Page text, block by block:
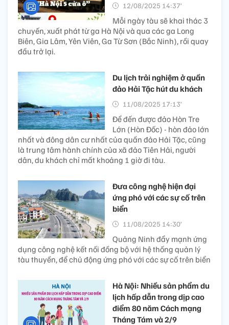
12/08/2025 14:37’
Mỗi ngày tàu sẽ khai thác 3
chuyến, xuất phát từ ga Hà Nội và qua các ga Long
Biên, Gia Lâm, Yên Viên, Ga Từ Sơn (Bắc Ninh), rồi quay
đầu trở lại.
Du lịch trải nghiệm ở quần
đảo Hải Tặc hút du khách​
11/08/2025 17:13’
Để đến được đảo Hòn Tre
Lớn (Hòn Đốc) - hòn đảo lớn
nhất và đông dân cư nhất của quần đảo Hải Tặc, cũng
là trung tâm hành chính của xã đảo Tiên Hải, người
dân, du khách chỉ mất khoảng 1 giờ đi tàu.
Đưa công nghệ hiện đại
ứng phó với các sự cố trên
biển
11/08/2025 14:30’
Quảng Ninh đẩy mạnh ứng
dụng công nghệ kết nối đồng bộ với hệ thống quản lý
tàu thuyền, để chủ động ứng phó với các sự cố trên biển
Hà Nội: Nhiều sản phẩm du
lịch hấp dẫn trong dịp cao
điểm 80 năm Cách mạng
Tháng Tám và 2/9